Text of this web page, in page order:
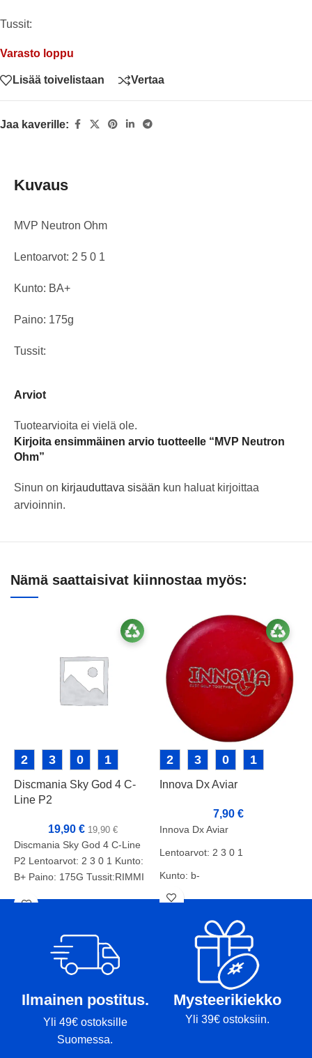
Tussit:
Varasto loppu
Lisää toivelistaan Vertaa
Jaa kaverille:
Kuvaus
MVP Neutron Ohm
Lentoarvot: 2 5 0 1
Kunto: BA+
Paino: 175g
Tussit:
Arviot
Tuotearvioita ei vielä ole.
Kirjoita ensimmäinen arvio tuotteelle “MVP Neutron
Ohm”
Sinun on kirjauduttava sisään kun haluat kirjoittaa
arvioinnin.
Nämä saattaisivat kiinnostaa myös:
2 3 0 1
Discmania Sky God 4 C-
Line P2
19,90€ 19,90€
Discmania Sky God 4 C-Line
P2 Lentoarvot: 2 3 0 1 Kunto:
B+ Paino: 175G Tussit:RIMMI
2 3 0 1
Innova Dx Aviar
7,90€
Innova Dx Aviar
Lentoarvot: 2 3 0 1
Kunto: b-
Paino: 175g
Tussit: rimmi
Ilmainen postitus.
Yli 49€ ostoksille
Suomessa.
Mysteerikiekko
Yli 39€ ostoksiin.